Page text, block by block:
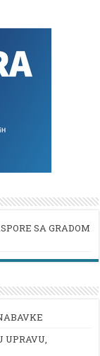
SA GRADOM
UPRAVU,